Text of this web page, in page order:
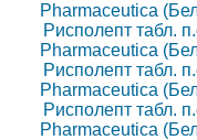
Pharmaceutica
Рисполепт табл.
Pharmaceutica
Рисполепт табл.
Pharmaceutica
Рисполепт табл.
Pharmaceutica